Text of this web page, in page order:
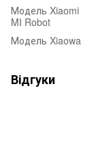
Модель Xiaomi
MI Robot
Модель Xiaowa
Відгуки